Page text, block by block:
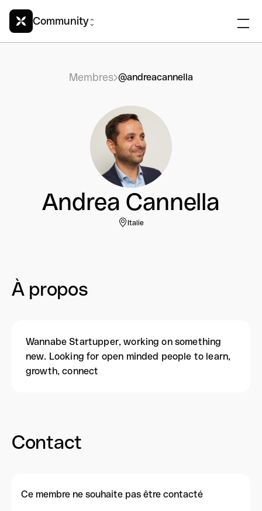
Community
Membres @andreacannella
Andrea Cannella
Italie
À propos
Wannabe Startupper, working on something
new. Looking for open minded people to learn,
growth, connect
Contact
Ce membre ne souhaite pas être contacté